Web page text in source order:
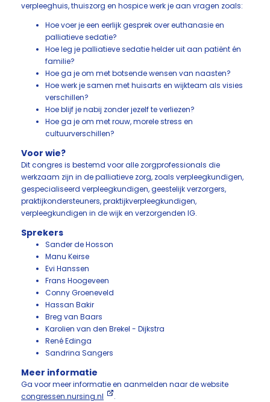
verpleeghuis, thuiszorg en hospice werk je aan vragen zoals:
Hoe voer je een eerlijk gesprek over euthanasie en
palliatieve sedatie?
Hoe leg je palliatieve sedatie helder uit aan patiënt én
familie?
Hoe ga je om met botsende wensen van naasten?
Hoe werk je samen met huisarts en wijkteam als visies
verschillen?
Hoe blijf je nabij zonder jezelf te verliezen?
Hoe ga je om met rouw, morele stress en
cultuurverschillen?
Voor wie?
Dit congres is bestemd voor alle zorgprofessionals die
werkzaam zijn in de palliatieve zorg, zoals verpleegkundigen,
gespecialiseerd verpleegkundigen, geestelijk verzorgers,
praktijkondersteuners, praktijkverpleegkundigen,
verpleegkundigen in de wijk en verzorgenden IG.
Sprekers
Sander de Hosson
Manu Keirse
Evi Hanssen
Frans Hoogeveen
Conny Groeneveld
Hassan Bakir
Breg van Baars
Karolien van den Brekel - Dijkstra
René Edinga
Sandrina Sangers
Meer informatie
Ga voor meer informatie en aanmelden naar de website
congressen.nursing.nl
.